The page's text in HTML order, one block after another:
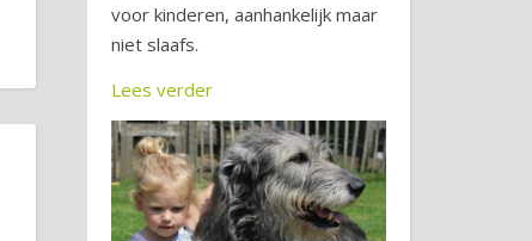
voor kinderen, aanhankelijk maar
niet slaafs.
Lees verder